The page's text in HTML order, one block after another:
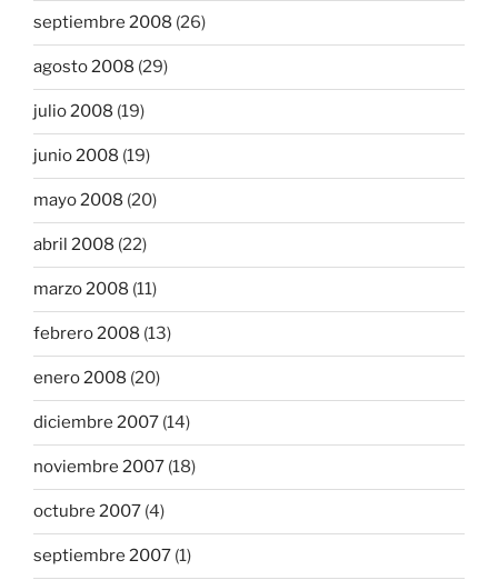
septiembre 2008 (26)
agosto 2008 (29)
julio 2008 (19)
junio 2008 (19)
mayo 2008 (20)
abril 2008 (22)
marzo 2008 (11)
febrero 2008 (13)
enero 2008 (20)
diciembre 2007 (14)
noviembre 2007 (18)
octubre 2007 (4)
septiembre 2007 (1)